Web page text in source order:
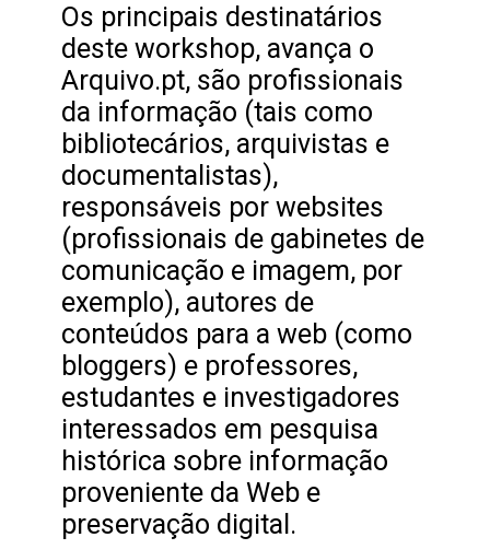
Os principais destinatários
deste workshop, avança o
Arquivo.pt, são profissionais
da informação (tais como
bibliotecários, arquivistas e
documentalistas),
responsáveis por websites
(profissionais de gabinetes de
comunicação e imagem, por
exemplo), autores de
conteúdos para a web (como
bloggers) e professores,
estudantes e investigadores
interessados em pesquisa
histórica sobre informação
proveniente da Web e
preservação digital.